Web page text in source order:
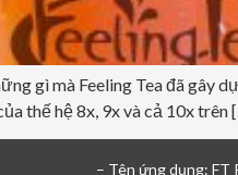
gì mà Feeling Tea đã gây
thế hệ 8x, 9x và cả 10x trên
– Tên ứng dụng: FT